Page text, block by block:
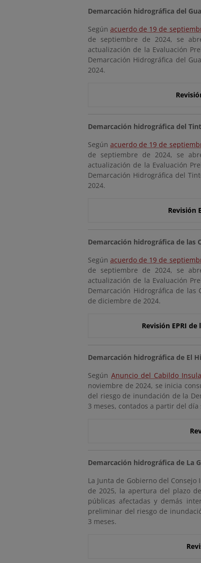
Demarcación hidrográfica del
Segúnacuerdo de 19 de
de septiembre de 2024, se
actualización de la Evaluación
Demarcación Hidrográfica del
2024.
Demarcación hidrográfica del
Segúnacuerdo de 19 de
de septiembre de 2024, se
actualización de la Evaluación
Demarcación Hidrográfica del
2024.
Revisión
Demarcación hidrográfica de las
Segúnacuerdo de 19 de
de septiembre de 2024, se
actualización de la Evaluación
Demarcación Hidrográfica de las
de diciembre de 2024.
Revisión EPRI
Demarcación hidrográfica de El
SegúnAnuncio del Cabildo
noviembre de 2024, se inicia
del riesgo de inundación de la
3 meses, contados a partir del
Demarcación hidrográfica de La
La Junta de Gobierno del
de 2025, la apertura del plazo
públicas afectadas y demás
preliminar del riesgo de
3 meses.